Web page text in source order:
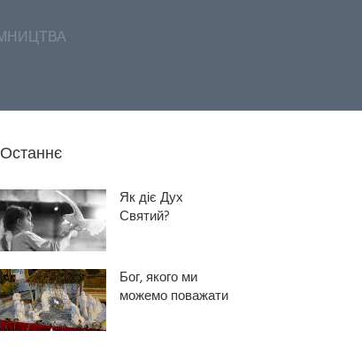
Останнє
Як діє Дух
Святий?
Бог, якого ми
можемо поважати